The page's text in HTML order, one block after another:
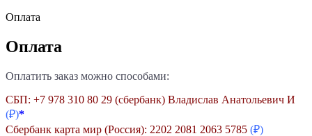
Оплата
Оплата
Оплатить заказ можно способами:
СБП: +7 978 310 80 29 (сбербанк) Владислав Анатольевич И
(₽)*
Сбербанк карта мир (Россия): 2202 2081 2063 5785 (₽)